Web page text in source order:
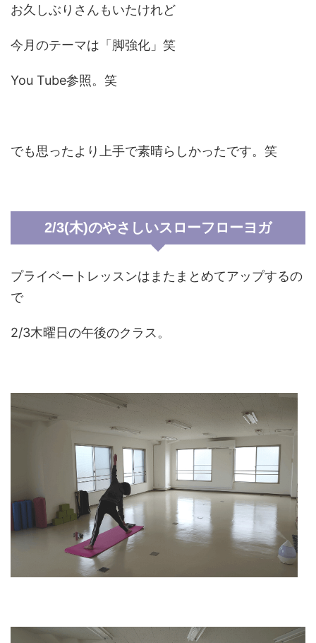
お久しぶりさんもいたけれど
今月のテーマは「脚強化」笑
You Tube参照。笑
でも思ったより上手で素晴らしかったです。笑
2/3(木)のやさしいスローフローヨガ
プライベートレッスンはまたまとめてアップするの
で
2/3木曜日の午後のクラス。